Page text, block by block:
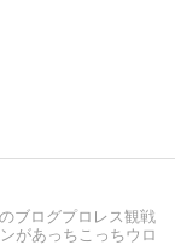
ブログプロレス観戦
があっちこっちウロ